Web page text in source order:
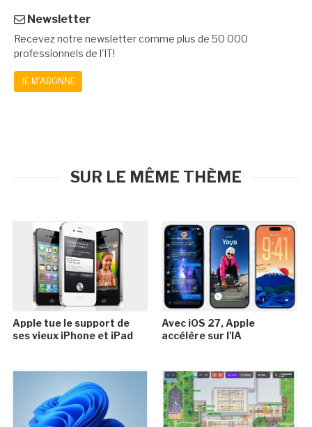
Newsletter
Recevez notre newsletter comme plus de 50 000
professionnels de l'IT!
JE M'ABONNE
SUR LE MÊME THÈME
Apple tue le support de
ses vieux iPhone et iPad
Avec iOS 27, Apple
accélère sur l'IA